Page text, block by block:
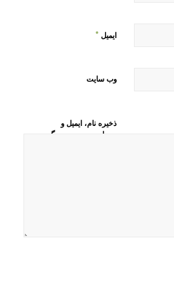
ایمیل *
وب‌ سایت
ذخیره نام، ایمیل و
وبسایت من در مرورگر